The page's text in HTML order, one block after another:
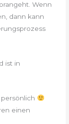
Wenn
dann kann
ist in
einen